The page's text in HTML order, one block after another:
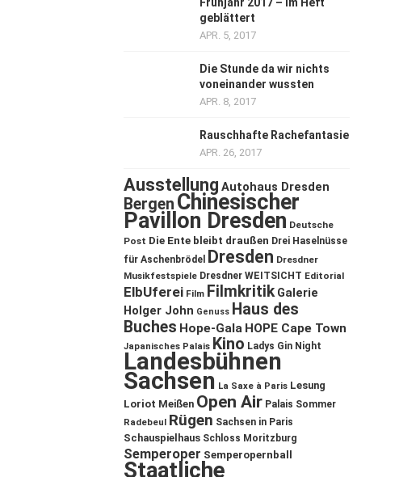
Frühjahr 2017 – Im Heft
geblättert
APR. 5, 2017
Die Stunde da wir nichts
voneinander wussten
APR. 8, 2017
Rauschhafte Rachefantasie
APR. 26, 2017
Ausstellung Autohaus Dresden
Bergen Chinesischer
Pavillon Dresden Deutsche
Post Die Ente bleibt draußen Drei Haselnüsse
für Aschenbrödel
Dresden Dresdner
Musikfestspiele Dresdner WEITSICHT Editorial
ElbUferei Film Filmkritik Galerie
Holger John Genuss Haus des
Buches Hope-Gala HOPE Cape Town
Japanisches Palais Kino Ladys Gin Night
Landesbühnen
Sachsen La Saxe à Paris Lesung
Loriot Meißen Open Air Palais Sommer
Radebeul Rügen Sachsen in Paris
Schauspielhaus Schloss Moritzburg
Semperoper Semperopernball
Staatliche